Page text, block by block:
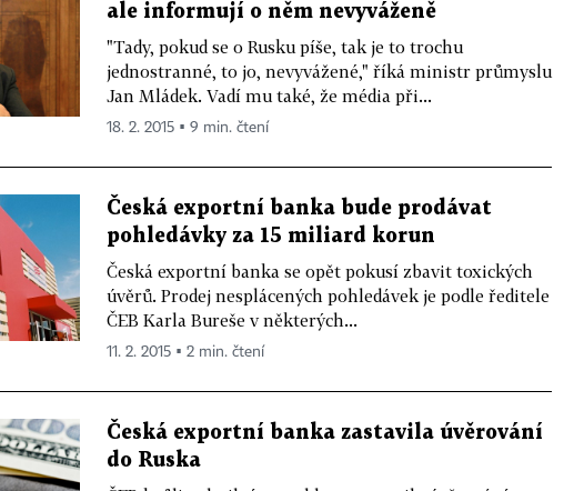
ale informují o něm nevyváženě
"Tady, pokud se o Rusku píše, tak je to trochu
jednostranné, to jo, nevyvážené," říká ministr průmyslu
Jan Mládek. Vadí mu také, že média při...
18. 2. 2015 ▪ 9 min. čtení
Česká exportní banka bude prodávat
pohledávky za 15 miliard korun
Česká exportní banka se opět pokusí zbavit toxických
úvěrů. Prodej nesplácených pohledávek je podle ředitele
ČEB Karla Bureše v některých...
11. 2. 2015 ▪ 2 min. čtení
Česká exportní banka zastavila úvěrování
do Ruska